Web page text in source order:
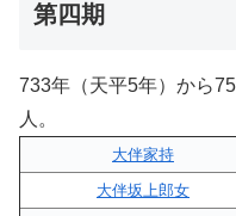
第四期
733年（天平5年）から
人。
大伴家持
大伴坂上郎女